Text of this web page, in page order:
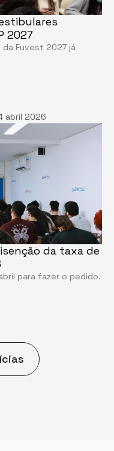
2027
da Fuvest 2027 já
abril 2026
da taxa de
para fazer o pedido.